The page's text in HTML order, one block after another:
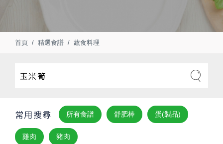
首頁 精選食譜 蔬食料理
常用搜尋 所有食譜 舒肥棒 蛋(製品)
雞肉 豬肉